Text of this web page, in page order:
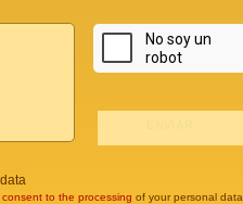
consent to the processing of your personal data